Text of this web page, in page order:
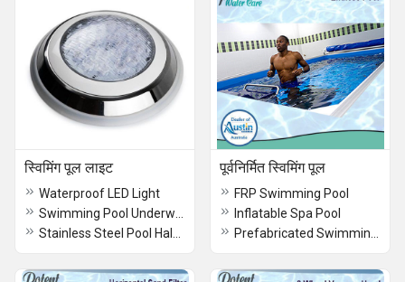
स्विमिंग पूल लाइट
Waterproof LED Light
पूर्वनिर्मित स्विमिंग पूल
FRP Swimming Pool
Inflatable Spa Pool